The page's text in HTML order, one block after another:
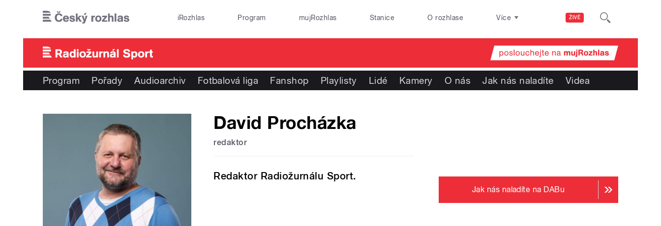
ŽIVĚ
iRozhlas Program mujRozhlas Stanice O rozhlase Více
Program Pořady Audioarchiv Fotbalová liga Fanshop Playlisty Lidé Kamery O nás Jak nás naladíte Videa
David Procházka
redaktor
Redaktor Radiožurnálu Sport.
Jak nás naladíte na DABu